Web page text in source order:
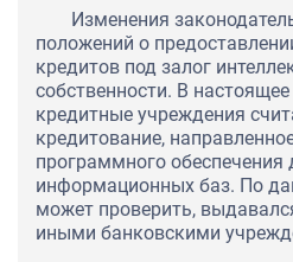
Изменения
положений о
кредитов под залог
собственности. В
кредитные учреждения
кредитование,
программного
информационных баз. По
может проверить,
иными банковскими